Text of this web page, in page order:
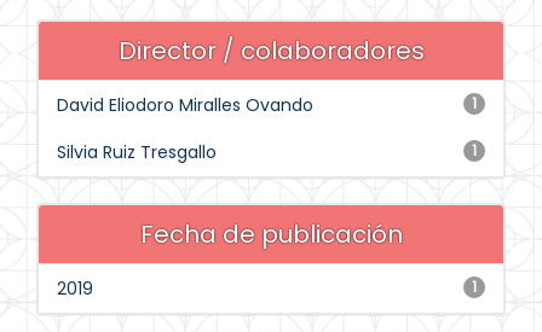
Director / colaboradores
1
David Eliodoro Miralles Ovando
1
Silvia Ruiz Tresgallo
Fecha de publicación
1
2019